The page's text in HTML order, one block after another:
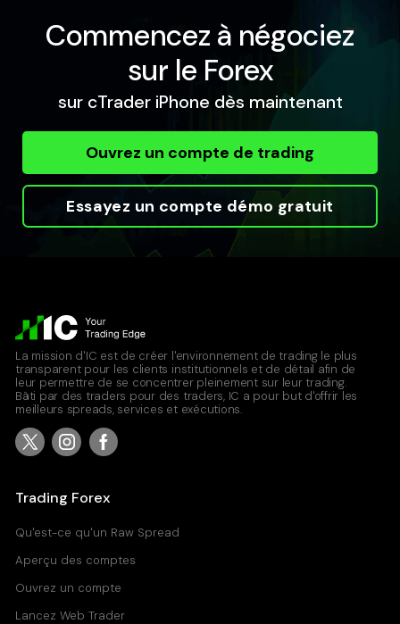
Commencez à négociez
sur le Forex
sur cTrader iPhone dès maintenant
Ouvrez un compte de trading
Essayez un compte démo gratuit
La mission d'IC est de créer l'environnement de trading le plus
transparent pour les clients institutionnels et de détail afin de
leur permettre de se concentrer pleinement sur leur trading.
Bâti par des traders pour des traders, IC a pour but d'offrir les
meilleurs spreads, services et exécutions.
Trading Forex
Qu'est-ce qu'un Raw Spread
Aperçu des comptes
Ouvrez un compte
Lancez Web Trader